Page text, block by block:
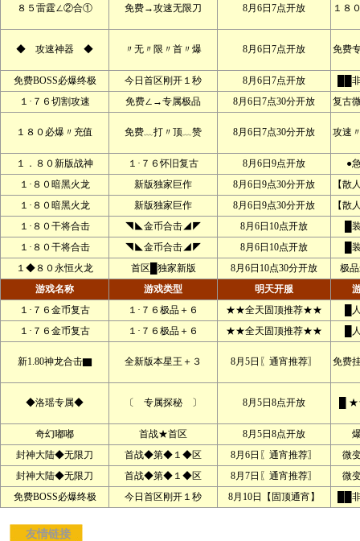
８５雷霆∠②合① 免费→攻速无限刀 8月6日7点开放 １８
◆ 攻速神器 ◆ 〃无〃限〃首〃爆 8月6日7点开放 免费
免费BOSS必爆终极 今日首区刚开１秒 8月6日7点开放
██
１·７６切割攻速
免费∠→专属极品 8月6日7点30分开放 复古
１８０必爆〃充值 免费﹏打〃顶﹏赞 8月6日7点30分开放 攻速
１．８０新版战神 １·７６怀旧复古 8月6日9点开放
●
１·８０暗黑火龙
新版独家巨作 8月6日9点30分开放
【散
１·８０暗黑火龙
新版独家巨作 8月6日9点30分开放
【散
１·８０干将合击
◥◣金币合击◢◤ 8月6日10点开放
█
１·８０干将合击
◥◣金币合击◢◤ 8月6日10点开放
█
１◆８０永恒火龙
首区█独家新版 8月6日10点30分开放
极
游戏名称
游戏类型 明天开服
１·７６金币复古
１·７６极品＋６ ★★全天固顶推荐★★
█
１·７６金币复古
１·７６极品＋６ ★★全天固顶推荐★★ █
新1.80神龙合击▇ 全新版本星王＋３ 8月5日〖通宵推荐〗 免费
◆洛瑶专属◆ 〔 专属探秘 〕 8月5日8点开放 █
奇幻嘟嘟 首战★首区 8月5日8点开放
封神大陆◆无限刀
首战◆第◆１◆区 8月6日〖通宵推荐〗
微
封神大陆◆无限刀
首战◆第◆１◆区 8月7日〖通宵推荐〗
微
免费BOSS必爆终极
今日首区刚开１秒 8月10日【固顶通宵】 ██
友情链接